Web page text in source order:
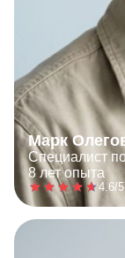
Марк
Специалист
8 лет опыта
4.6/5